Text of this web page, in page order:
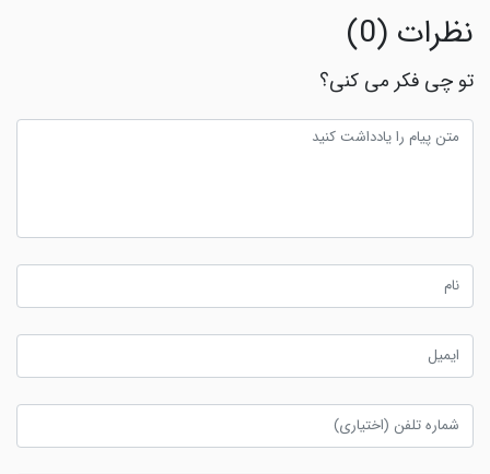
نظرات (0)
تو چی فکر می کنی؟